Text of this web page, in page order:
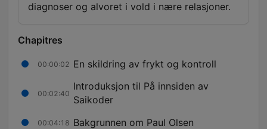
diagnoser og alvoret i vold i nære relasjoner.
Chapitres
00:00:02 En skildring av frykt og kontroll
00:02:40
Introduksjon til På innsiden av
Saikoder
00:04:18 Bakgrunnen om Paul Olsen